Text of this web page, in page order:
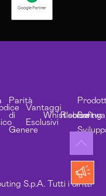
S.p.A. Tutti i diritti
Parità
di
Genere
Vantaggi
Esclusivi
Whistleblowing
Risorse